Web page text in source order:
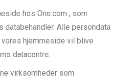
hos One.com , som
databehandler. Alle persondata
hjemmeside vil blive
datacentre.
virksomheder som